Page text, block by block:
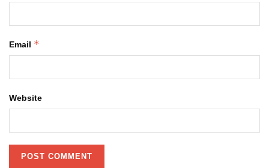
Email *
Website